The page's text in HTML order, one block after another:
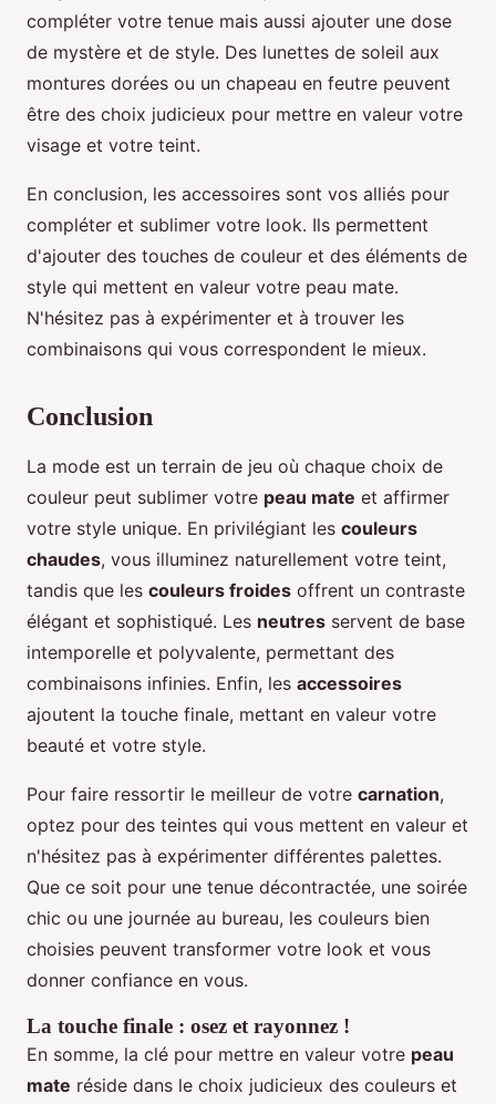
compléter votre tenue mais aussi ajouter une dose
de mystère et de style. Des lunettes de soleil aux
montures dorées ou un chapeau en feutre peuvent
être des choix judicieux pour mettre en valeur votre
visage et votre teint.
En conclusion, les accessoires sont vos alliés pour
compléter et sublimer votre look. Ils permettent
d'ajouter des touches de couleur et des éléments de
style qui mettent en valeur votre peau mate.
N'hésitez pas à expérimenter et à trouver les
combinaisons qui vous correspondent le mieux.
Conclusion
La mode est un terrain de jeu où chaque choix de
couleur peut sublimer votre peau mate et affirmer
votre style unique. En privilégiant les couleurs
chaudes, vous illuminez naturellement votre teint,
tandis que les couleurs froides offrent un contraste
élégant et sophistiqué. Les neutres servent de base
intemporelle et polyvalente, permettant des
combinaisons infinies. Enfin, les accessoires
ajoutent la touche finale, mettant en valeur votre
beauté et votre style.
Pour faire ressortir le meilleur de votre carnation,
optez pour des teintes qui vous mettent en valeur et
n'hésitez pas à expérimenter différentes palettes.
Que ce soit pour une tenue décontractée, une soirée
chic ou une journée au bureau, les couleurs bien
choisies peuvent transformer votre look et vous
donner confiance en vous.
La touche finale : osez et rayonnez !
En somme, la clé pour mettre en valeur votre peau
mate réside dans le choix judicieux des couleurs et